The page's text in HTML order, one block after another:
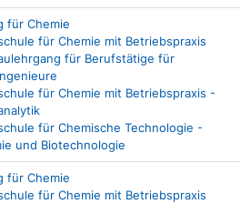
für Chemie
für Chemie mit Betriebspraxis
für Berufstätige für
für Chemie mit Betriebspraxis -
für Chemische Technologie -
und Biotechnologie
für Chemie
für Chemie mit Betriebspraxis